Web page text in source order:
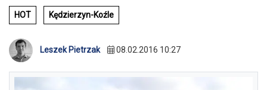
HOT Kędzierzyn-Koźle
Leszek Pietrzak 08.02.2016 10:27